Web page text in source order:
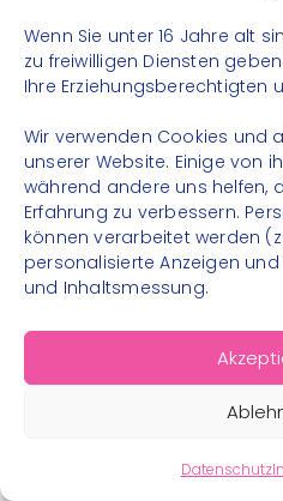
Wenn Sie unter 16 Jahre alt
zu freiwilligen Diensten
Ihre Erziehungsberechtigten
Wir verwenden Cookies und
unserer Website. Einige von
während andere uns helfen,
Erfahrung zu verbessern.
können verarbeitet werden
personalisierte Anzeigen
und Inhaltsmessung.
Datenschutz
Kontakt
Instagram
Facebook
© 2026 – Bewegungsland